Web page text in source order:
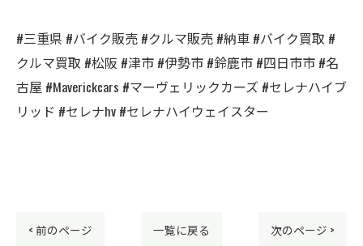
#三重県 #バイク販売 #クルマ販売 #納車 #バイク買取 #
クルマ買取 #松阪 #津市 #伊勢市 #鈴鹿市 #四日市市 #名
古屋 #Maverickcars #マーヴェリックカーズ #セレナハイブ
リッド #セレナhv #セレナハイウェイスター
< 前のページ 一覧に戻る 次のページ >